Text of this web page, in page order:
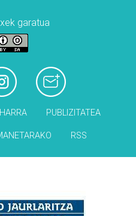
garatua
PUBLIZITATEA
RSS